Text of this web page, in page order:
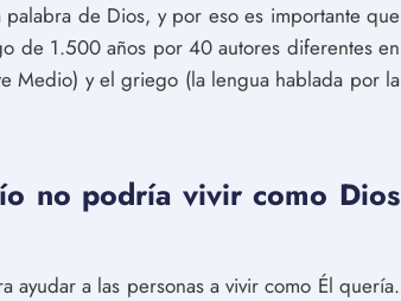
de Dios, y por eso es importante que
de 1.500 años por 40 autores diferentes en
Medio) y el griego (la lengua hablada por la
no podría vivir como Dios
a las personas a vivir como Él quería.